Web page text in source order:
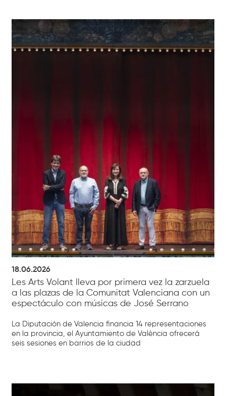
18.06.2026
Les Arts Volant lleva por primera vez la zarzuela
a las plazas de la Comunitat Valenciana con un
espectáculo con músicas de José Serrano
La Diputación de Valencia financia 14 representaciones
en la provincia, el Ayuntamiento de València ofrecerá
seis sesiones en barrios de la ciudad